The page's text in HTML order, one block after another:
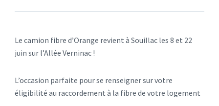
Le camion fibre d’Orange revient à Souillac les 8 et 22
juin sur l’Allée Verninac !
L’occasion parfaite pour se renseigner sur votre
éligibilité au raccordement à la fibre de votre logement